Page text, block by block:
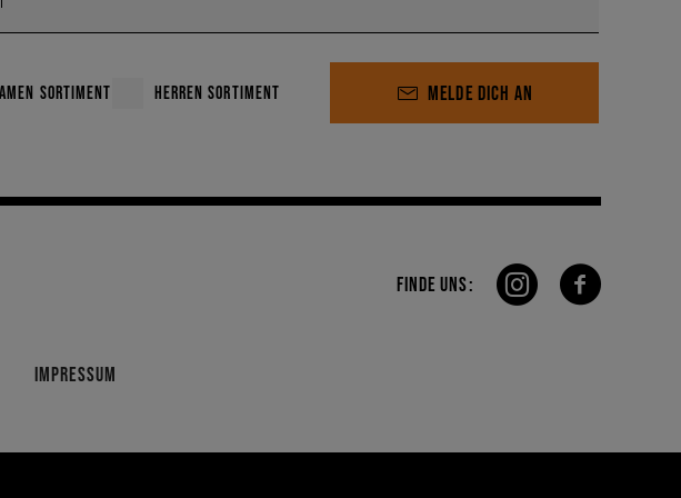
SORTIMENT HERREN SORTIMENT MELDE DICH AN
IMPRESSUM
FINDE UNS: